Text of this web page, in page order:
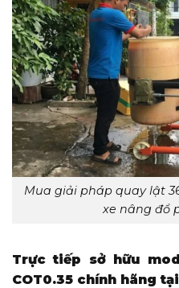
Mua giải pháp quay lật
xe nâng đổ
Trực tiếp sở hữu
COT0.35 chính hãng